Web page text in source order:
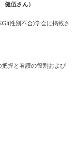
伍さん）
性別不合)学会に掲載さ
握と看護の役割および